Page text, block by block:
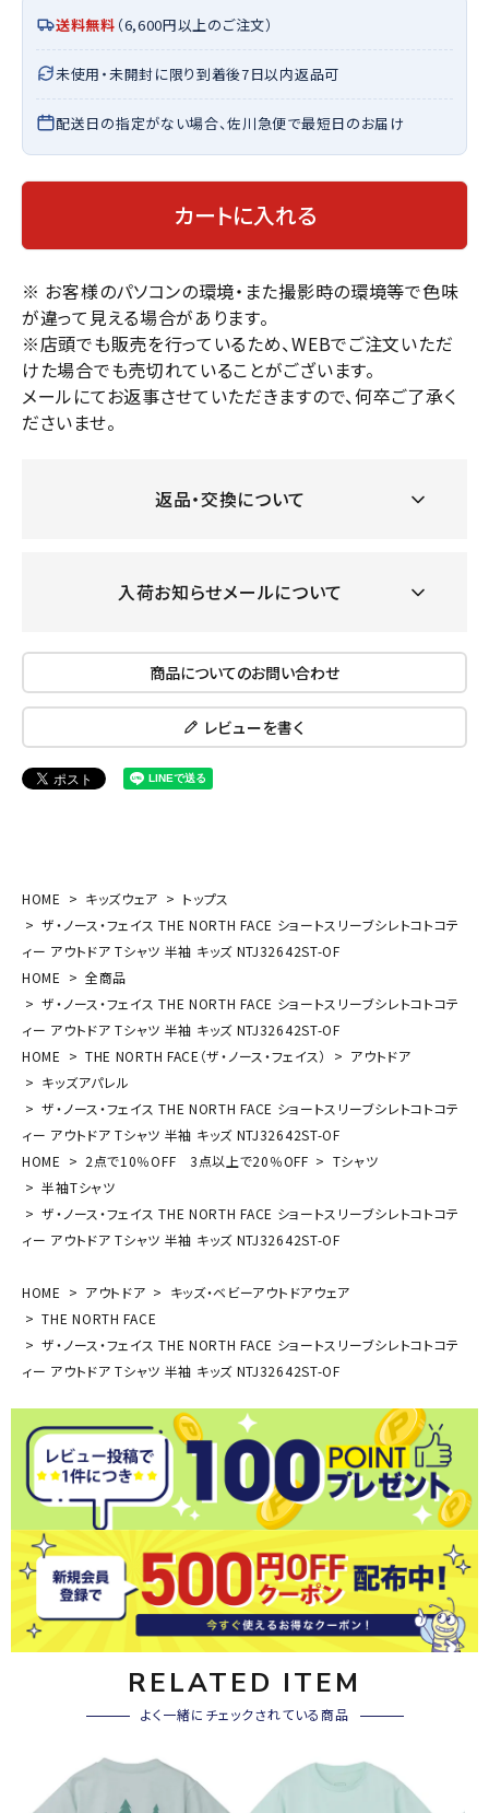
送料無料 （6,600円以上のご注文）
未使用・未開封に限り到着後7日以内返品可
配送日の指定がない場合、佐川急便で最短日のお届け
カートに入れる
※ お客様のパソコンの環境・また撮影時の環境等で色味
が違って見える場合があります。
※店頭でも販売を行っているため、WEBでご注文いただ
けた場合でも売切れていることがございます。
メールにてお返事させていただきますので、何卒ご了承く
ださいませ。
返品・交換について
入荷お知らせメールについて
商品についてのお問い合わせ
レビューを書く
HOME キッズウェア
トップス
ザ・ノース・フェイス THE NORTH FACE ショートスリーブシレトコトコテ
ィー アウトドア Tシャツ 半袖 キッズ NTJ32642ST-OF
HOME
全商品
ザ・ノース・フェイス THE NORTH FACE ショートスリーブシレトコトコテ
ィー アウトドア Tシャツ 半袖 キッズ NTJ32642ST-OF
HOME
THE NORTH FACE（ザ・ノース・フェイス）
アウトドア
キッズアパレル
ザ・ノース・フェイス THE NORTH FACE ショートスリーブシレトコトコテ
ィー アウトドア Tシャツ 半袖 キッズ NTJ32642ST-OF
HOME
2点で10％OFF 3点以上で20％OFF
Tシャツ
半袖Tシャツ
ザ・ノース・フェイス THE NORTH FACE ショートスリーブシレトコトコテ
ィー アウトドア Tシャツ 半袖 キッズ NTJ32642ST-OF
HOME アウトドア
キッズ・ベビーアウトドアウェア
THE NORTH FACE
ザ・ノース・フェイス THE NORTH FACE ショートスリーブシレトコトコテ
ィー アウトドア Tシャツ 半袖 キッズ NTJ32642ST-OF
RELATED ITEM
よく一緒にチェックされている商品